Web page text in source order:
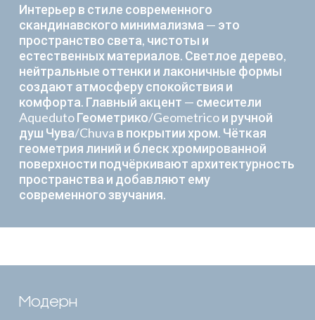
Интерьер в стиле современного
скандинавского минимализма — это
пространство света, чистоты и
естественных материалов. Светлое дерево,
нейтральные оттенки и лаконичные формы
создают атмосферу спокойствия и
комфорта. Главный акцент — смесители
Aqueduto Геометрико/Geometrico и ручной
душ Чува/Chuva в покрытии хром. Чёткая
геометрия линий и блеск хромированной
поверхности подчёркивают архитектурность
пространства и добавляют ему
современного звучания.
Модерн